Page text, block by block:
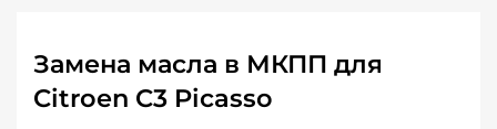
Замена масла в МКПП для
Citroen C3 Picasso